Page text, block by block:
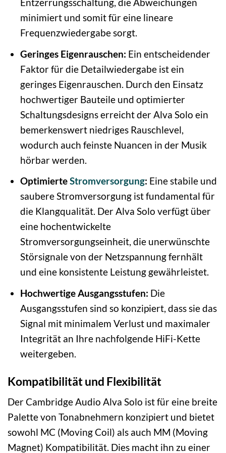
Entzerrungsschaltung, die Abweichungen
minimiert und somit für eine lineare
Frequenzwiedergabe sorgt.
Geringes Eigenrauschen: Ein entscheidender
Faktor für die Detailwiedergabe ist ein
geringes Eigenrauschen. Durch den Einsatz
hochwertiger Bauteile und optimierter
Schaltungsdesigns erreicht der Alva Solo ein
bemerkenswert niedriges Rauschlevel,
wodurch auch feinste Nuancen in der Musik
hörbar werden.
OptimierteStromversorgung: Eine stabile und
saubere Stromversorgung ist fundamental für
die Klangqualität. Der Alva Solo verfügt über
eine hochentwickelte
Stromversorgungseinheit, die unerwünschte
Störsignale von der Netzspannung fernhält
und eine konsistente Leistung gewährleistet.
Hochwertige Ausgangsstufen: Die
Ausgangsstufen sind so konzipiert, dass sie das
Signal mit minimalem Verlust und maximaler
Integrität an Ihre nachfolgende HiFi-Kette
weitergeben.
Kompatibilität und Flexibilität
Der Cambridge Audio Alva Solo ist für eine breite
Palette von Tonabnehmern konzipiert und bietet
sowohl MC (Moving Coil) als auch MM (Moving
Magnet) Kompatibilität. Dies macht ihn zu einer